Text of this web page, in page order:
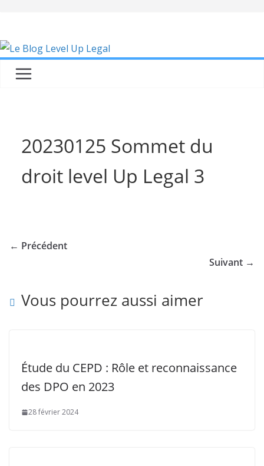
content
20230125 Sommet du
droit level Up Legal 3
← Précédent
Suivant →
Vous pourrez aussi aimer
Étude du CEPD : Rôle et reconnaissance
des DPO en 2023
28 février 2024